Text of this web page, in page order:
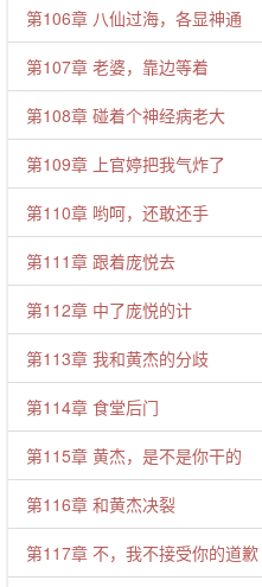
第106章 八仙过海，各显神通
第107章 老婆，靠边等着
第108章 碰着个神经病老大
第109章 上官婷把我气炸了
第110章 哟呵，还敢还手
第111章 跟着庞悦去
第112章 中了庞悦的计
第113章 我和黄杰的分歧
第114章 食堂后门
第115章 黄杰，是不是你干的
第116章 和黄杰决裂
第117章 不，我不接受你的道歉